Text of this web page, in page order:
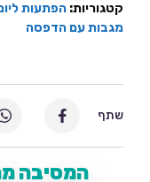
קטגוריות: הפתעות
מגבות עם הדפסה
המסיבה
שתף